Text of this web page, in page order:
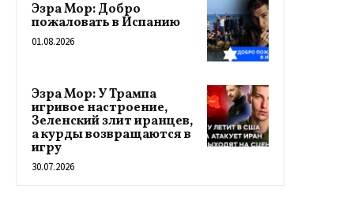
Эзра Мор: Добро
пожаловать в Испанию
01.08.2026
Эзра Мор: У Трампа
игривое настроение,
Зеленский злит иранцев,
а курды возвращаются в
игру
30.07.2026